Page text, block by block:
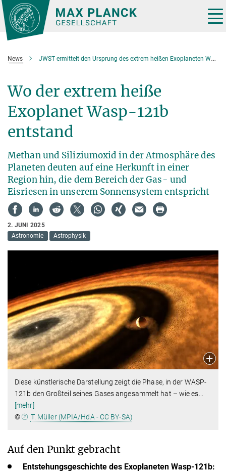
Hauptinhalt
News JWST ermittelt den Ursprung des extrem heißen Exoplaneten WASP-121b
Wo der extrem heiße
Exoplanet Wasp-121b
entstand
Methan und Siliziumoxid in der Atmosphäre des
Planeten deuten auf eine Herkunft in einer
Region hin, die dem Bereich der Gas- und
Eisriesen in unserem Sonnensystem entspricht
2. JUNI 2025
Astronomie
Astrophysik
Diese künstlerische Darstellung zeigt die Phase, in der WASP-
121b den Großteil seines Gases angesammelt hat – wie es
[mehr]
©
T. Müller (MPIA/HdA - CC BY-SA)
Auf den Punkt gebracht
Entstehungsgeschichte des Exoplaneten Wasp-121b: